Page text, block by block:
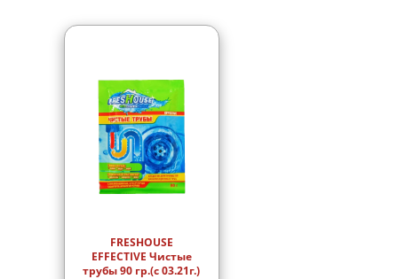
FRESHOUSE
EFFECTIVE Чистые
трубы 90 гр.(с 03.21г.)